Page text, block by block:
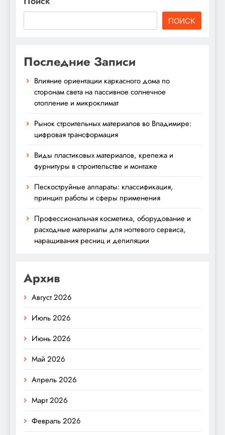
ПОИСК
Последние Записи
Влияние ориентации каркасного дома по
сторонам света на пассивное солнечное
отопление и микроклимат
Рынок строительных материалов во Владимире:
цифровая трансформация
Виды пластиковых материалов, крепежа и
фурнитуры в строительстве и монтаже
Пескоструйные аппараты: классификация,
принцип работы и сферы применения
Профессиональная косметика, оборудование и
расходные материалы для ногтевого сервиса,
наращивания ресниц и депиляции
Архив
Август 2026
Июль 2026
Июнь 2026
Май 2026
Апрель 2026
Март 2026
Февраль 2026